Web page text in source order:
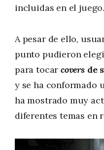
incluidas en el juego.
A pesar de ello,
punto pudieron
para tocarcoversde
y se ha conformado
ha mostrado muy
diferentes temas en